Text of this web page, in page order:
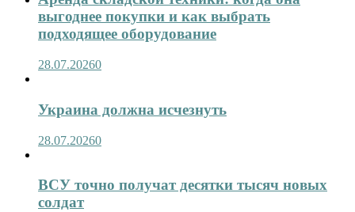
выгоднее покупки и как выбрать
подходящее оборудование
28.07.20260
Украина должна исчезнуть
28.07.20260
ВСУ точно получат десятки тысяч новых
солдат